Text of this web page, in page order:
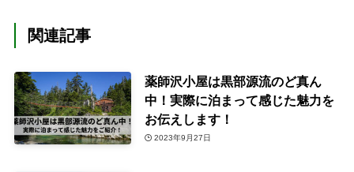
関連記事
薬師沢小屋は黒部源流のど真ん
中！実際に泊まって感じた魅力を
お伝えします！
2023年9月27日